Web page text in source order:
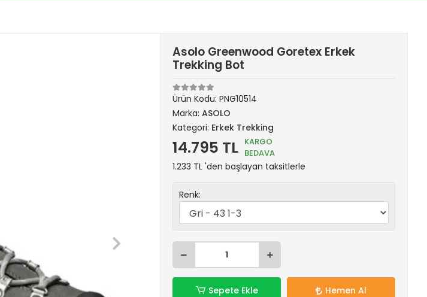
Asolo Greenwood Goretex Erkek
Trekking Bot
Ürün Kodu:PNG10514
Marka:ASOLO
Kategori: Erkek Trekking
14.795 TL KARGO
BEDAVA
1.233 TL 'den başlayan taksitlerle
Renk:
Sepete Ekle Hemen Al